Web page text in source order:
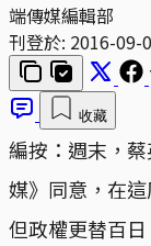
端傳媒編輯部
刊登於: 2016-09-
收藏
編按：週末，
媒》同意，在
但政權更替百